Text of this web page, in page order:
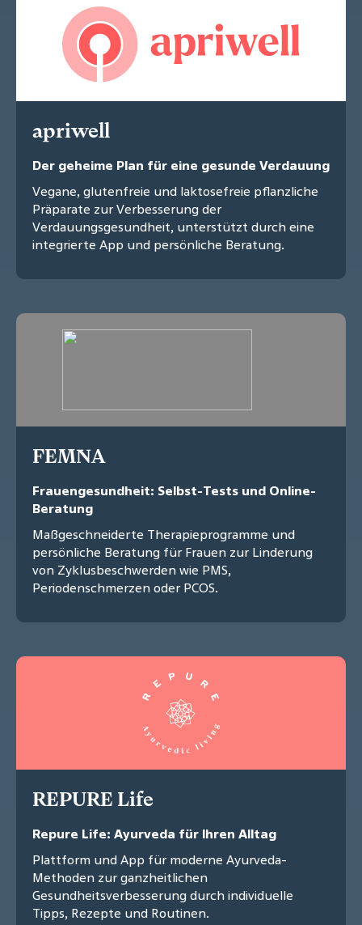
apriwell
Der geheime Plan für eine gesunde Verdauung
Vegane, glutenfreie und laktosefreie pflanzliche
Präparate zur Verbesserung der
Verdauungsgesundheit, unterstützt durch eine
integrierte App und persönliche Beratung.
FEMNA
Frauengesundheit: Selbst-Tests und Online-
Beratung
Maßgeschneiderte Therapieprogramme und
persönliche Beratung für Frauen zur Linderung
von Zyklusbeschwerden wie PMS,
Periodenschmerzen oder PCOS.
REPURE Life
Repure Life: Ayurveda für Ihren Alltag
Plattform und App für moderne Ayurveda-
Methoden zur ganzheitlichen
Gesundheitsverbesserung durch individuelle
Tipps, Rezepte und Routinen.